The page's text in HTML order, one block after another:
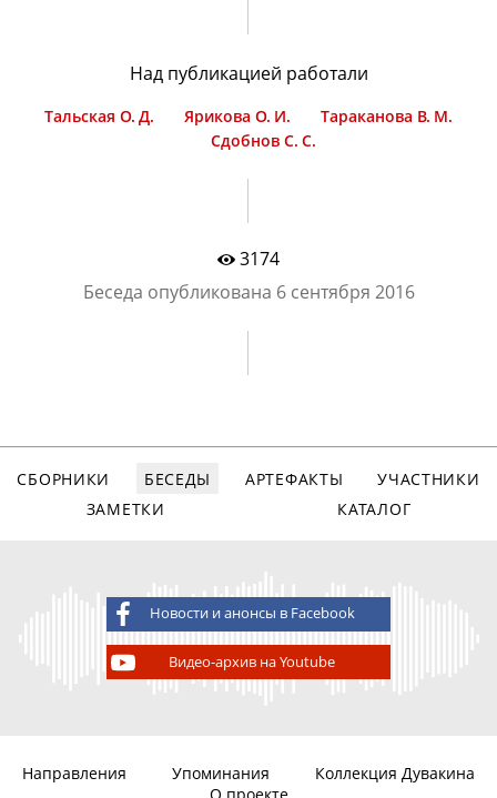
Над публикацией работали
Тальская О. Д. Ярикова О. И.
Тараканова В. М.
Сдобнов С. С.
3174
Беседа опубликована 6 сентября 2016
СБОРНИКИ БЕСЕДЫ АРТЕФАКТЫ
УЧАСТНИКИ
ЗАМЕТКИ
КАТАЛОГ
Новости и анонсы в Facebook
Видео-архив на Youtube
Направления Упоминания
Коллекция Дувакина